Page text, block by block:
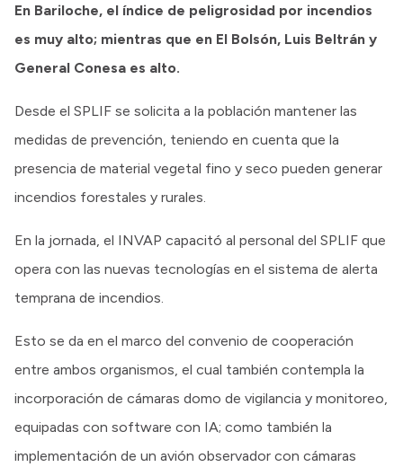
En Bariloche, el índice de peligrosidad por incendios
es muy alto; mientras que en El Bolsón, Luis Beltrán y
General Conesa es alto.
Desde el SPLIF se solicita a la población mantener las
medidas de prevención, teniendo en cuenta que la
presencia de material vegetal fino y seco pueden generar
incendios forestales y rurales.
En la jornada, el INVAP capacitó al personal del SPLIF que
opera con las nuevas tecnologías en el sistema de alerta
temprana de incendios.
Esto se da en el marco del convenio de cooperación
entre ambos organismos, el cual también contempla la
incorporación de cámaras domo de vigilancia y monitoreo,
equipadas con software con IA; como también la
implementación de un avión observador con cámaras